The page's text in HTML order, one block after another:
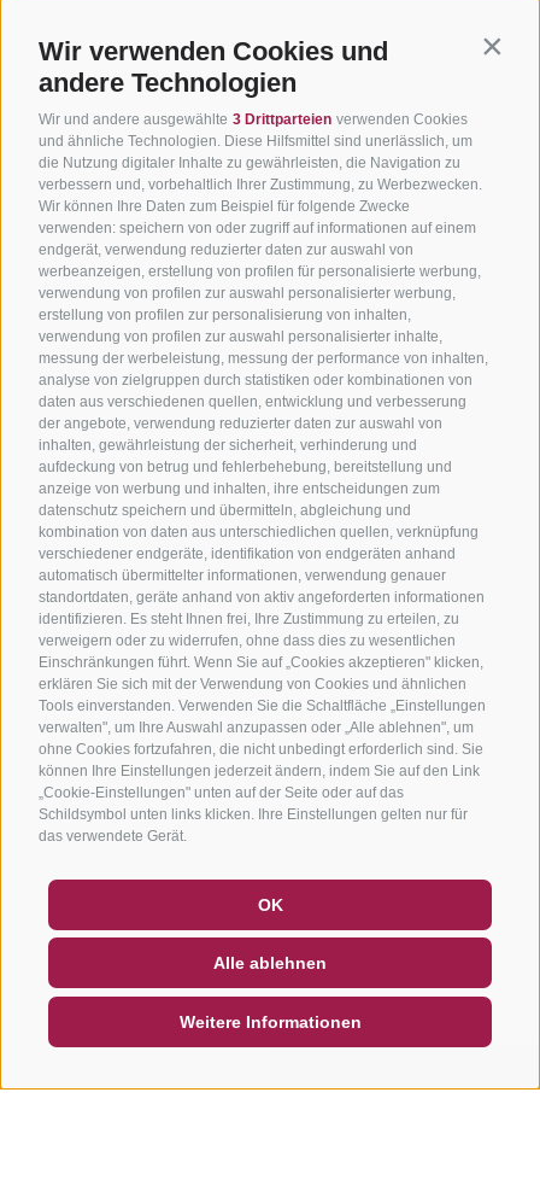
Wir verwenden Cookies und
andere Technologien
Wir und andere ausgewählte 3 Drittparteien verwenden Cookies
und ähnliche Technologien. Diese Hilfsmittel sind unerlässlich, um
die Nutzung digitaler Inhalte zu gewährleisten, die Navigation zu
verbessern und, vorbehaltlich Ihrer Zustimmung, zu Werbezwecken.
Wir können Ihre Daten zum Beispiel für folgende Zwecke
verwenden: speichern von oder zugriff auf informationen auf einem
endgerät, verwendung reduzierter daten zur auswahl von
werbeanzeigen, erstellung von profilen für personalisierte werbung,
verwendung von profilen zur auswahl personalisierter werbung,
erstellung von profilen zur personalisierung von inhalten,
verwendung von profilen zur auswahl personalisierter inhalte,
messung der werbeleistung, messung der performance von inhalten,
analyse von zielgruppen durch statistiken oder kombinationen von
daten aus verschiedenen quellen, entwicklung und verbesserung
der angebote, verwendung reduzierter daten zur auswahl von
inhalten, gewährleistung der sicherheit, verhinderung und
aufdeckung von betrug und fehlerbehebung, bereitstellung und
anzeige von werbung und inhalten, ihre entscheidungen zum
datenschutz speichern und übermitteln, abgleichung und
kombination von daten aus unterschiedlichen quellen, verknüpfung
verschiedener endgeräte, identifikation von endgeräten anhand
automatisch übermittelter informationen, verwendung genauer
standortdaten, geräte anhand von aktiv angeforderten informationen
identifizieren. Es steht Ihnen frei, Ihre Zustimmung zu erteilen, zu
verweigern oder zu widerrufen, ohne dass dies zu wesentlichen
Einschränkungen führt. Wenn Sie auf „Cookies akzeptieren" klicken,
erklären Sie sich mit der Verwendung von Cookies und ähnlichen
Tools einverstanden. Verwenden Sie die Schaltfläche „Einstellungen
verwalten", um Ihre Auswahl anzupassen oder „Alle ablehnen", um
ohne Cookies fortzufahren, die nicht unbedingt erforderlich sind. Sie
können Ihre Einstellungen jederzeit ändern, indem Sie auf den Link
„Cookie-Einstellungen" unten auf der Seite oder auf das
Schildsymbol unten links klicken. Ihre Einstellungen gelten nur für
das verwendete Gerät.
OK
Alle ablehnen
Weitere Informationen
NEWSLETTER
SOCIAL WALL WETTER